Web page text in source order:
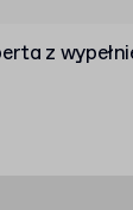
z